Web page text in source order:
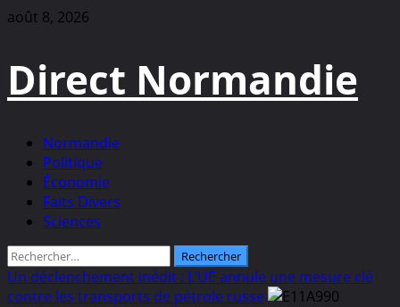
Aller
août 8, 2026
Direct Normandie
Menu
principal
Normandie
Politique
Économie
Faits Divers
Sciences
Rechercher :
Un déclenchement inédit : L’UE annule une mesure clé
contre les transports de pétrole russe